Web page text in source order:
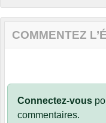
COMMENTEZ
Connectez-vous
commentaires.